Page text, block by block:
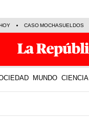
CASO MOCHASUELDOS
MUNDO CIENCIA